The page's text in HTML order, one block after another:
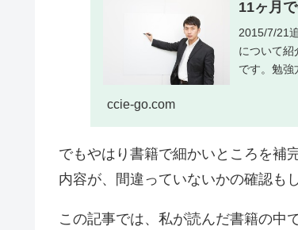
11ヶ月
2015/7/21
について紹
です。勉強
ccie-go.com
でもやはり書籍で細かいところを補
内容が、間違っていないかの確認も
この記事では、私が読んだ書籍の中